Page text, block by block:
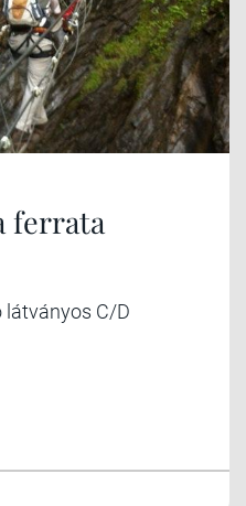
ferrata
látványos C/D